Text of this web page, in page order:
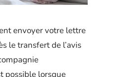
envoyer votre lettre
le transfert de l’avis
possible lorsque